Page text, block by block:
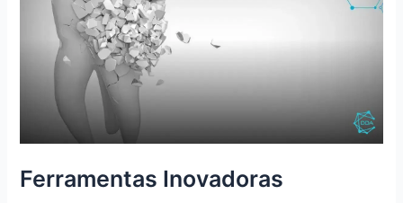
Ferramentas Inovadoras